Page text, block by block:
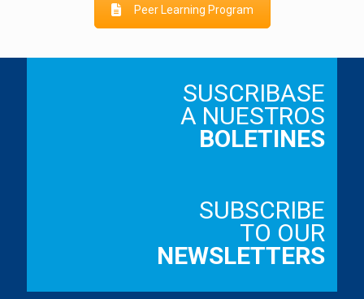
Peer Learning Program
SUSCRIBASE
A NUESTROS
BOLETINES
SUBSCRIBE
TO OUR
NEWSLETTERS